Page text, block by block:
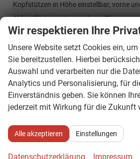
Kopfstützen in Höhe einstellbar, vorne
Ablagefächer in den vorderen Türen
Kofferraum beleuchtet
Lenksäule mit Höhen- und
Lüftungsdüsen in der Armaturentafel in
Schaltwippen am Lenkrad (nur für DSG)
Rücksitzlehne 1/3 zu 2/3 geteilt
Leseleuchte vorne
Variabler Gepäckraumboden
Getränkehalter 2 vorne
Wir respektieren Ihre
Unsere Website setzt Cookies ein,
Sie bereitzustellen. Hierbei
Auswahl und verarbeiten nur die
Analytics und Personalisierung, für
Einverständnis geben. Sie können
jederzeit mit Wirkung für die Zukunft
Alle akzeptieren Einstellungen
Datenschutzerklärung Impressum